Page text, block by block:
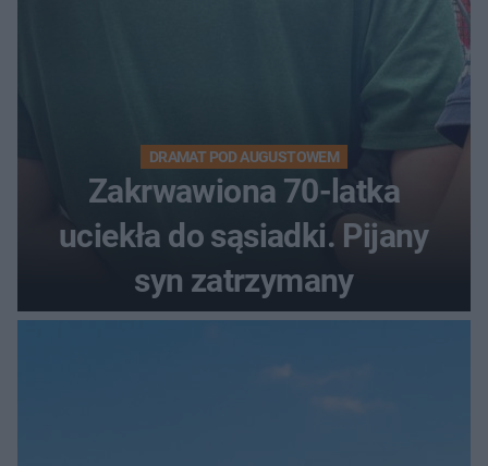
DRAMAT POD AUGUSTOWEM
Zakrwawiona 70-latka
uciekła do sąsiadki. Pijany
syn zatrzymany